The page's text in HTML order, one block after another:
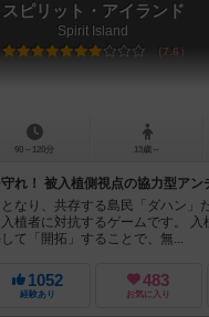
スピリット・アイランド
Spirit Island
7.6
90～120分 13歳～
れ！ 被入植側視点の協力型アン
なり、共存する島民「ダハン」
植者に対抗するゲームです。 入
て「開拓」することで、無...
1052
経験あり
483
お気に入り